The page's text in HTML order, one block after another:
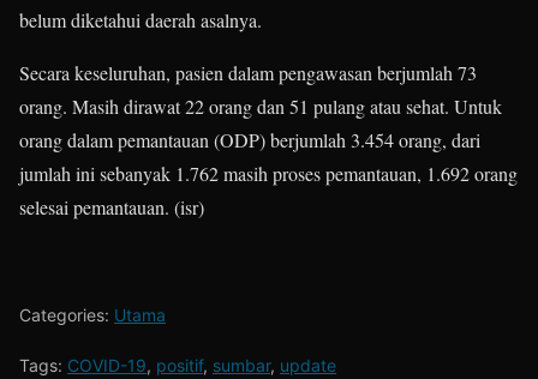
belum diketahui daerah asalnya.
Secara keseluruhan, pasien dalam pengawasan berjumlah 73
orang. Masih dirawat 22 orang dan 51 pulang atau sehat. Untuk
orang dalam pemantauan (ODP) berjumlah 3.454 orang, dari
jumlah ini sebanyak 1.762 masih proses pemantauan, 1.692 orang
selesai pemantauan. (isr)
Categories: Utama
Tags: COVID-19, positif, sumbar, update